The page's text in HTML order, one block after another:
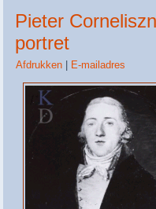
Pieter
portret
Afdrukken E-mailadres